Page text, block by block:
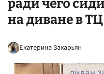
ради чего
на диване в
Екатерина Закарьян